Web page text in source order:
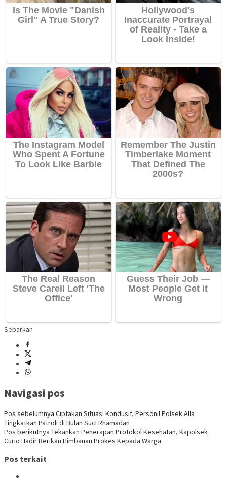
Sebarkan
Navigasi pos
Pos sebelumnya Ciptakan Situasi Kondusif, Personil Polsek Alla
Tingkatkan Patroli di Bulan Suci Rhamadan
Pos berikutnya Tekankan Penerapan Protokol Kesehatan, Kapolsek
Curio Hadir Berikan Himbauan Prokes Kepada Warga
Pos terkait